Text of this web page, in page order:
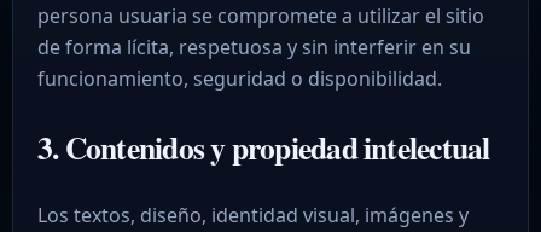
persona usuaria se compromete a utilizar el sitio
de forma lícita, respetuosa y sin interferir en su
funcionamiento, seguridad o disponibilidad.
3. Contenidos y propiedad intelectual
Los textos, diseño, identidad visual, imágenes y